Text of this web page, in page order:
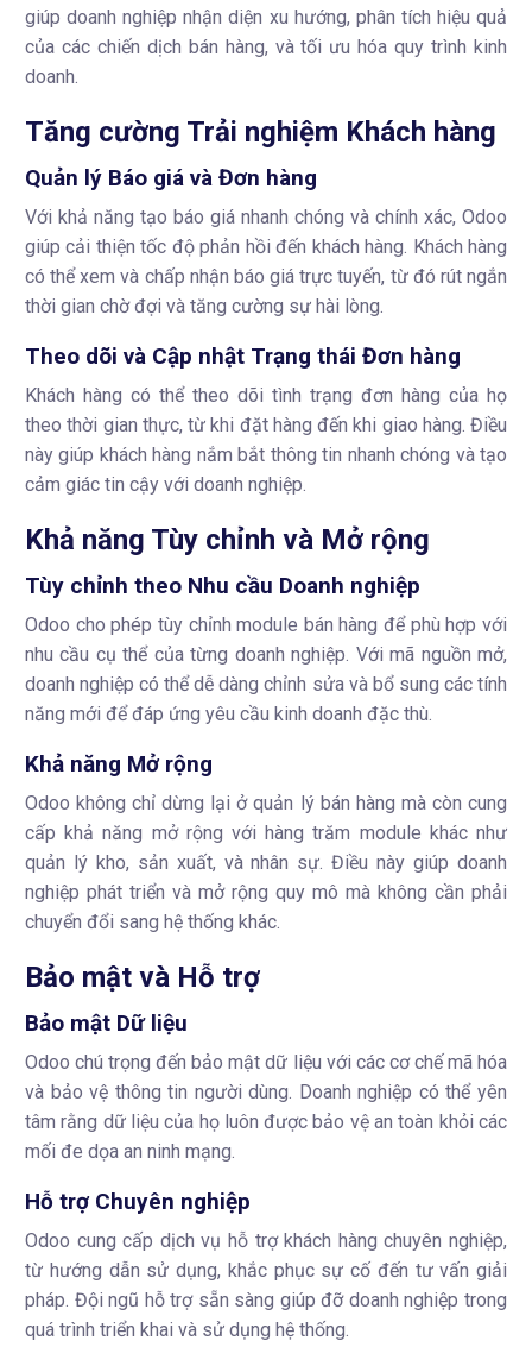
giúp doanh nghiệp nhận diện xu hướng, phân tích hiệu quả
của các chiến dịch bán hàng, và tối ưu hóa quy trình kinh
doanh.
Tăng cường Trải nghiệm Khách hàng
Quản lý Báo giá và Đơn hàng
Với khả năng tạo báo giá nhanh chóng và chính xác, Odoo
giúp cải thiện tốc độ phản hồi đến khách hàng. Khách hàng
có thể xem và chấp nhận báo giá trực tuyến, từ đó rút ngắn
thời gian chờ đợi và tăng cường sự hài lòng.
Theo dõi và Cập nhật Trạng thái Đơn hàng
Khách hàng có thể theo dõi tình trạng đơn hàng của họ
theo thời gian thực, từ khi đặt hàng đến khi giao hàng. Điều
này giúp khách hàng nắm bắt thông tin nhanh chóng và tạo
cảm giác tin cậy với doanh nghiệp.
Khả năng Tùy chỉnh và Mở rộng
Tùy chỉnh theo Nhu cầu Doanh nghiệp
Odoo cho phép tùy chỉnh module bán hàng để phù hợp với
nhu cầu cụ thể của từng doanh nghiệp. Với mã nguồn mở,
doanh nghiệp có thể dễ dàng chỉnh sửa và bổ sung các tính
năng mới để đáp ứng yêu cầu kinh doanh đặc thù.
Khả năng Mở rộng
Odoo không chỉ dừng lại ở quản lý bán hàng mà còn cung
cấp khả năng mở rộng với hàng trăm module khác như
quản lý kho, sản xuất, và nhân sự. Điều này giúp doanh
nghiệp phát triển và mở rộng quy mô mà không cần phải
chuyển đổi sang hệ thống khác.
Bảo mật và Hỗ trợ
Bảo mật Dữ liệu
Odoo chú trọng đến bảo mật dữ liệu với các cơ chế mã hóa
và bảo vệ thông tin người dùng. Doanh nghiệp có thể yên
tâm rằng dữ liệu của họ luôn được bảo vệ an toàn khỏi các
mối đe dọa an ninh mạng.
Hỗ trợ Chuyên nghiệp
Odoo cung cấp dịch vụ hỗ trợ khách hàng chuyên nghiệp,
từ hướng dẫn sử dụng, khắc phục sự cố đến tư vấn giải
pháp. Đội ngũ hỗ trợ sẵn sàng giúp đỡ doanh nghiệp trong
quá trình triển khai và sử dụng hệ thống.